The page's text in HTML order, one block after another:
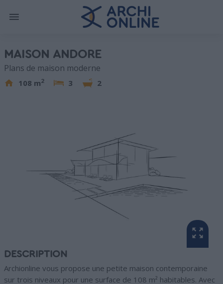
MAISON ANDORE
Plans de maison moderne
108 m2 3 2
DESCRIPTION
Archionline vous propose une petite maison contemporaine
sur trois niveaux pour une surface de 108 m² habitables. Avec